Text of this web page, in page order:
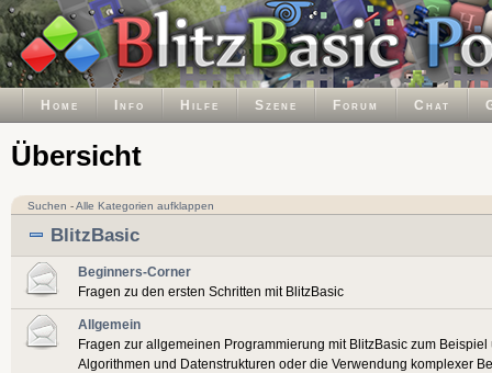
Home Info Hilfe Szene Forum Chat
Übersicht
Suchen -Alle Kategorien aufklappen
BlitzBasic
Beginners-Corner
Fragen zu den ersten Schritten mit BlitzBasic
Allgemein
Fragen zur allgemeinen Programmierung mit BlitzBasic zum Beispiel
Algorithmen und Datenstrukturen oder die Verwendung komplexer